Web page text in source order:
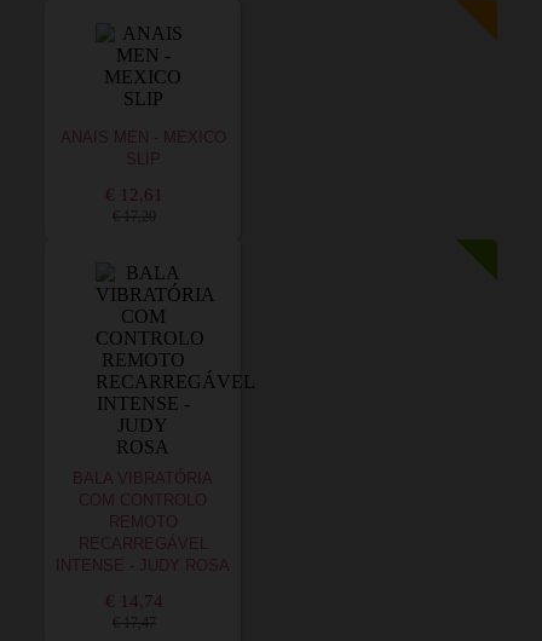
ANAIS MEN - MEXICO
SLIP
€ 12,61
€ 17,20
BALA VIBRATÓRIA
COM CONTROLO
REMOTO
RECARREGÁVEL
INTENSE - JUDY ROSA
€ 14,74
€ 17,47